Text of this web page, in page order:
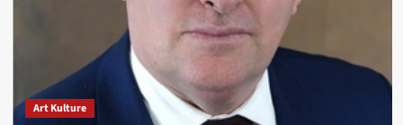
Art Kulture